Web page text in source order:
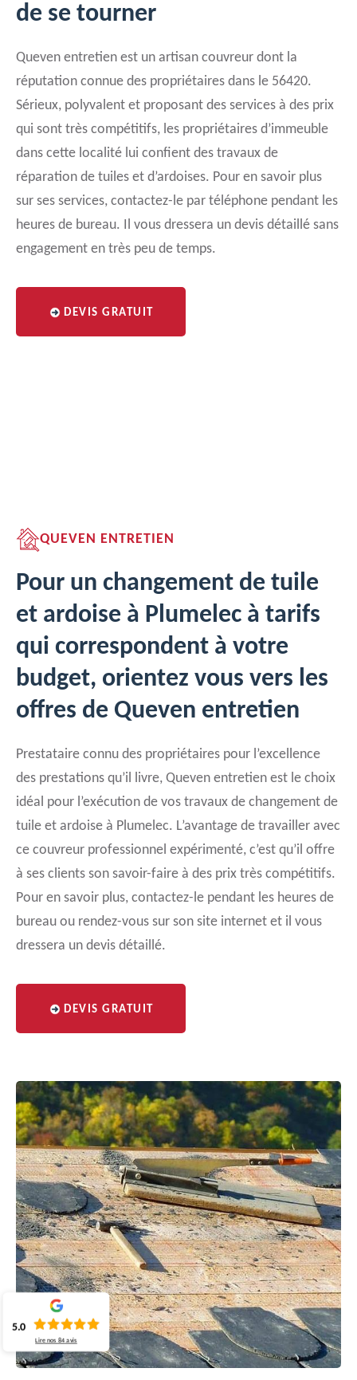
de se tourner
Queven entretien est un artisan couvreur dont la
réputation connue des propriétaires dans le 56420.
Sérieux, polyvalent et proposant des services à des prix
qui sont très compétitifs, les propriétaires d’immeuble
dans cette localité lui confient des travaux de
réparation de tuiles et d’ardoises. Pour en savoir plus
sur ses services, contactez-le par téléphone pendant les
heures de bureau. Il vous dressera un devis détaillé sans
engagement en très peu de temps.
DEVIS GRATUIT
QUEVEN ENTRETIEN
Pour un changement de tuile
et ardoise à Plumelec à tarifs
qui correspondent à votre
budget, orientez vous vers les
offres de Queven entretien
Prestataire connu des propriétaires pour l’excellence
des prestations qu’il livre, Queven entretien est le choix
idéal pour l’exécution de vos travaux de changement de
tuile et ardoise à Plumelec. L’avantage de travailler avec
ce couvreur professionnel expérimenté, c’est qu’il offre
à ses clients son savoir-faire à des prix très compétitifs.
Pour en savoir plus, contactez-le pendant les heures de
bureau ou rendez-vous sur son site internet et il vous
dressera un devis détaillé.
DEVIS GRATUIT
5.0
Lire nos84 avis